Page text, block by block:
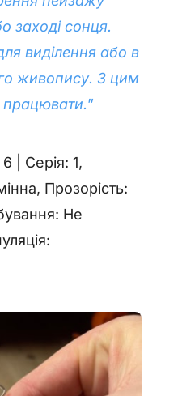
заході сонця.
виділення або в
живопису. З цим
”
| Серія: 1,
Прозорість:
Не